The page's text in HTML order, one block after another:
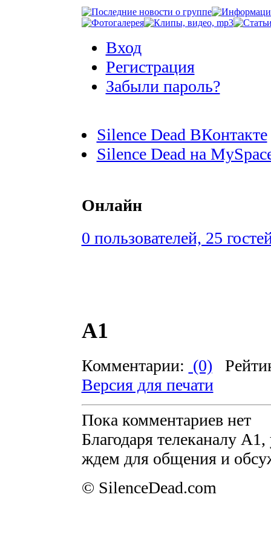
Вход
Регистрация
Забыли пароль?
Silence Dead ВКонтакте
Silence Dead на
Онлайн
0 пользователей, 25
А1
Комментарии: (0)
Версия для печати
Пока комментариев нет
Благодаря телеканалу
ждем для общения и
© SilenceDead.com